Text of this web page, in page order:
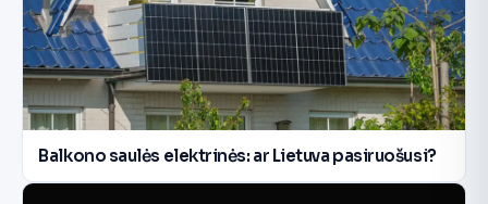
Balkono saulės elektrinės: ar Lietuva pasiruošusi?